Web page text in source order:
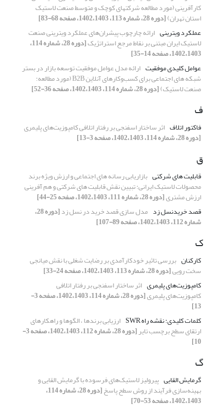
کارآفرینی (مورد مطالعه شرکتهای کوچک و متوسط صنعت لاستیک
استان تهران)[دوره 28، شماره 113، 1402،1403، صفحه 68-83]
عملکرد ویترینی ارائه چارچوب پیشران‌های عملکرد ویترینی صنعت
لاستیک ایران مبتنی بر نقاط مرجع استراتژیک [دوره 28، شماره 114،
1402،1403، صفحه 14-35]
عوامل کلیدی موفقیت ارائه مدل عوامل موفقیت توسعه بازار در بستر
شبکه های اجتماعی برای کسب‌وکارهای آنلاین B2B (مورد مطالعه:
صنعت لاستیک)[دوره 28، شماره 114، 1402،1403، صفحه 36-52]
ف
فاکتور اتلاف اثر ساختار اسفنجی بر رفتار اتلافی کامپوزیت‌های پلیمری
[دوره 28، شماره 114، 1402،1403، صفحه 3-13]
ق
قابلیت های شرکتی بازاریابی رسانه های اجتماعی و ارزش ویژه برند
محصولات لاستیک ایرانی: تبیین نقش قابلیت های شرکتی و هم آفرینی
ارزش مشتری[دوره 28، شماره 111، 1402،1403، صفحه 25-44]
قصد خریدنسل زد مدل سازی قصد خرید در نسل زد [دوره 28،
شماره 112، 1402،1403، صفحه 89-107]
ک
کارکنان بررسی تاثیر خودکارآمدی بر رضایت شغلی با نقش میانجی
سخت رویی[دوره 28، شماره 113، 1402،1403، صفحه 24-33]
کامپوزیت‌های پلیمری اثر ساختار اسفنجی بر رفتار اتلافی
کامپوزیت‌های پلیمری [دوره 28، شماره 114، 1402،1403، صفحه 3-
13]
کلمات کلیدی: نقشه راه SWR
ارزیابی برندها ، الگوها و راهکارهای
ارتقای سطح برچسب تایر [دوره 28، شماره 112، 1402،1403، صفحه 3-
10]
گ
گرمایش القایی پیرولیز لاستیک‌های فرسوده با گرمایش القایی و
بهینه‌سازی فرآیند از روش سطح پاسخ [دوره 28، شماره 114،
1402،1403، صفحه 53-70]